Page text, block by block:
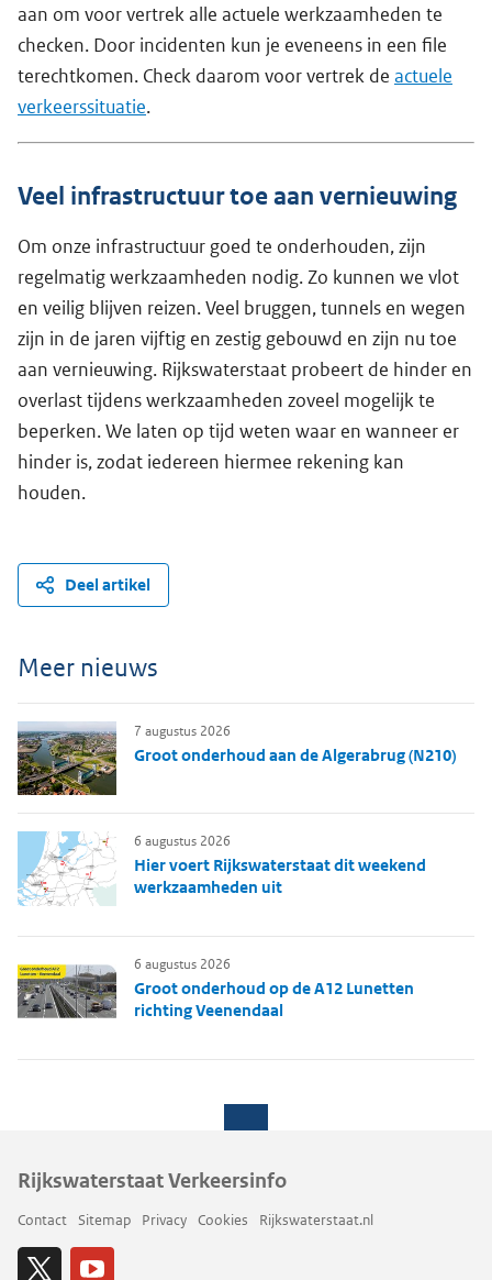
aan om voor vertrek alle actuele werkzaamheden te
checken. Door incidenten kun je eveneens in een file
terechtkomen. Check daarom voor vertrek de actuele
verkeerssituatie.
Veel infrastructuur toe aan vernieuwing
Om onze infrastructuur goed te onderhouden, zijn
regelmatig werkzaamheden nodig. Zo kunnen we vlot
en veilig blijven reizen. Veel bruggen, tunnels en wegen
zijn in de jaren vijftig en zestig gebouwd en zijn nu toe
aan vernieuwing. Rijkswaterstaat probeert de hinder en
overlast tijdens werkzaamheden zoveel mogelijk te
beperken. We laten op tijd weten waar en wanneer er
hinder is, zodat iedereen hiermee rekening kan
houden.
Deel artikel
Meer nieuws
Groot onderhoud aan de Algerabrug (N210)
7 augustus 2026
Hier voert Rijkswaterstaat dit weekend
werkzaamheden uit
6 augustus 2026
Groot onderhoud op de A12 Lunetten
richting Veenendaal
6 augustus 2026
Rijkswaterstaat Verkeersinfo
Contact Sitemap Privacy Cookies Rijkswaterstaat.nl